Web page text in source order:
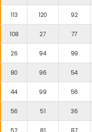
113 120 92
108 27 77
26 94 99
80 96 54
44 99 56
56 51 36
52 81 87